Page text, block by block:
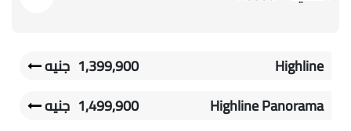
Highline
1,399,900 جنيه
Highline Panorama
1,499,900 جنيه